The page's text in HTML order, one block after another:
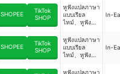
แปลภาษาแบบ
Offline
ใช้ AI หรือ
ผ่านแอป
SHOPEE
TikTok
SHOP
หูฟังแปลภาษา
แบบเรียล
ไทม์、หูฟัง
Two-Way、หู
ฟังแปลภาษา
แบบใช้ AI
หรือผ่าน
In-
SHOPEE
TikTok
SHOP
หูฟังแปลภาษา
แบบเรียล
ไทม์、หูฟัง
Two-Way、หู
In-
หูฟังแปลภาษา